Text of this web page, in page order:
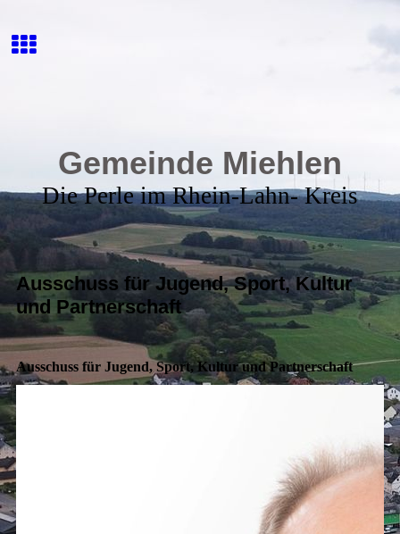
Gemeinde Miehlen
Die Perle im Rhein-Lahn- Kreis
Ausschuss für Jugend, Sport, Kultur
und Partnerschaft
Ausschuss für Jugend, Sport, Kultur und Partnerschaft